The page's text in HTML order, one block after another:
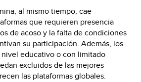
al mismo tiempo, cae
que requieren presencia
de acoso y la falta de condiciones
su participación. Además, los
educativo o con limitado
excluidos de las mejores
las plataformas globales.